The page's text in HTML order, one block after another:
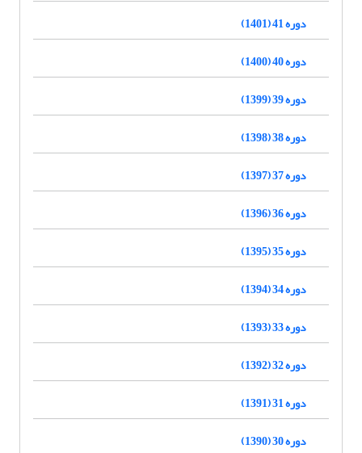
دوره 41 (1401)
دوره 40 (1400)
دوره 39 (1399)
دوره 38 (1398)
دوره 37 (1397)
دوره 36 (1396)
دوره 35 (1395)
دوره 34 (1394)
دوره 33 (1393)
دوره 32 (1392)
دوره 31 (1391)
دوره 30 (1390)